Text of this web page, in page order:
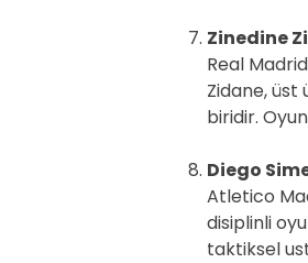
Zinedine
Real
Zidane, üst
biridir.
Diego
Atletico
disiplinli
taktiksel